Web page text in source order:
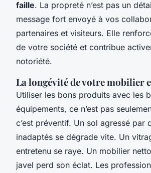
faille. La propreté n’est pas un
message fort envoyé à vos
partenaires et visiteurs. Elle
de votre société et contribue
notoriété.
La longévité de votre mobilier
Utiliser les bons produits avec les
équipements, ce n’est pas
c’est préventif. Un sol agressé par
inadaptés se dégrade vite. Un
entretenu se raye. Un mobilier
javel perd son éclat. Les